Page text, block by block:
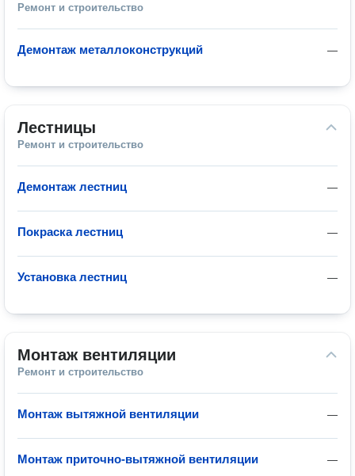
Ремонт и строительство
—
Демонтаж металлоконструкций
Лестницы
Ремонт и строительство
—
Демонтаж лестниц
—
Покраска лестниц
—
Установка лестниц
Монтаж вентиляции
Ремонт и строительство
—
Монтаж вытяжной вентиляции
—
Монтаж приточно-вытяжной вентиляции